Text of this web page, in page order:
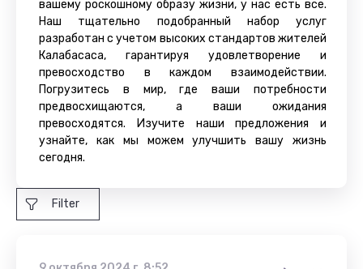
вашему роскошному образу жизни, у нас есть все.
Наш тщательно подобранный набор услуг
разработан с учетом высоких стандартов жителей
Калабасаса, гарантируя удовлетворение и
превосходство в каждом взаимодействии.
Погрузитесь в мир, где ваши потребности
предвосхищаются, а ваши ожидания
превосходятся. Изучите наши предложения и
узнайте, как мы можем улучшить вашу жизнь
сегодня.
Filter